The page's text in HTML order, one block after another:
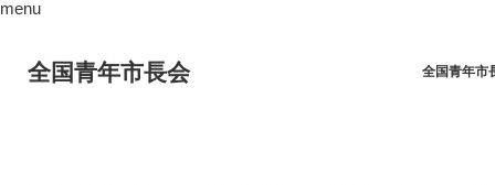
全国青年市長会 全国青年市
menu